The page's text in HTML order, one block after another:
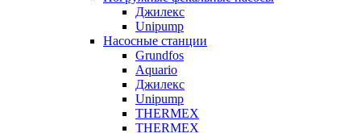
Джилекс
Unipump
Насосные станции
Grundfos
Aquario
Джилекс
Unipump
THERMEX
THERMEX